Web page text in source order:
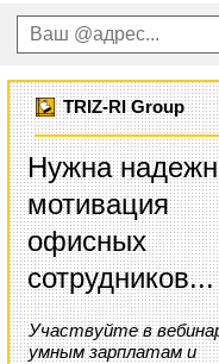
TRIZ-RI Group
Нужна
мотивация
офисных
сотрудников...
Участвуйте в
умным зарплатам и